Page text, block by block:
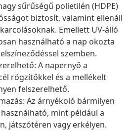
sűrűségű polietilén (HDPE)
biztosít, valamint ellenáll
Emellett UV-álló
használható a nap okozta
szemben.
A napernyő a
rögzítőkkel és a mellékelt
felszerelhető.
Az árnyékoló bármilyen
mint például a
játszótéren vagy erkélyen.